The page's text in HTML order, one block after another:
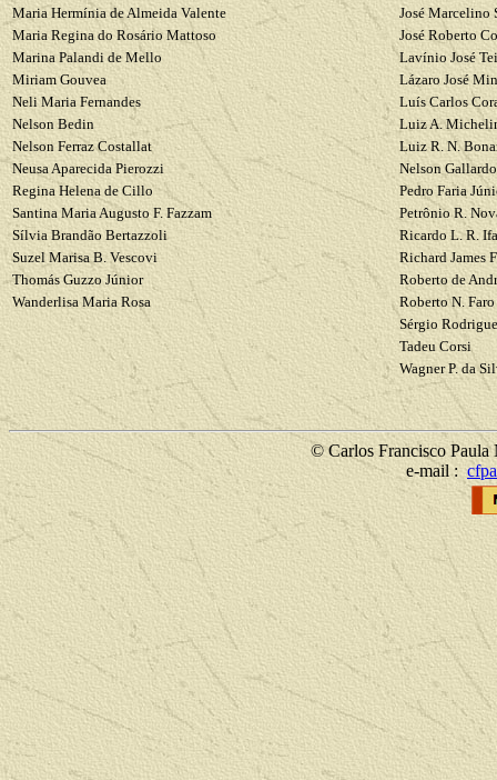
Maria Hermínia de Almeida Valente
José Marcelino
Maria Regina do Rosário Mattoso
José Roberto
Marina Palandide Mello LavínioJosé
MiriamGouvea Lázaro José
Neli Maria Fernandes Luís Carlos
NelsonBedin Luiz A.
Nelson FerrazCostallat Luiz R. N.
NeusaAparecida Pierozzi Nelson Gallardo
Regina Helena de Cillo
Pedro Faria
Santina Maria Augusto F. Fazzam PetrônioR.
Sílvia Brandão Bertazzoli Ricardo L. R.
Suzel Marisa B.Vescovi Richard James
Thomás GuzzoJúnior
Roberto de
WanderlisaMaria Rosa
Roberto N.
Sérgio
Tadeu Corsi
Wagner P. da
© Carlos Francisco Paula
e-mail :